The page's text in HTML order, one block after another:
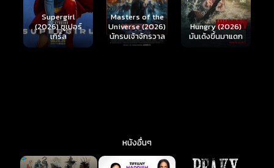
Masters of the
Universe (2026)
นักรบเจ้าจักรวาล
Hungry (2026)
มันเด้งขึ้นมาแดก
Ready or Not 2:
Here I Come
(2026) เกมพร้อม
ตาย 2
หนังอื่นๆ